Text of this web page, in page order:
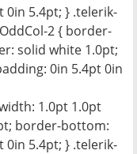
0in 5.4pt; } .telerik-
2 { border-
solid white 1.0pt;
0in 5.4pt 0in
1.0pt 1.0pt
border-bottom:
0in 5.4pt; } .telerik-